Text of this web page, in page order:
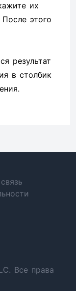
их
этого
результат
в столбик
Все права